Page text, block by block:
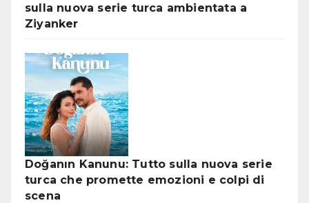
sulla nuova serie turca ambientata a
Ziyanker
Doğanın Kanunu: Tutto sulla nuova serie
turca che promette emozioni e colpi di
scena